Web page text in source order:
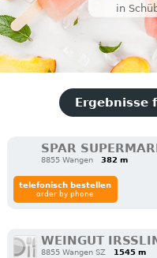
in
Ergebnisse
SPAR
8855 Wangen 382 m
telefonisch bestellen
order by phone
WEINGUT
8855 Wangen SZ 1545 m